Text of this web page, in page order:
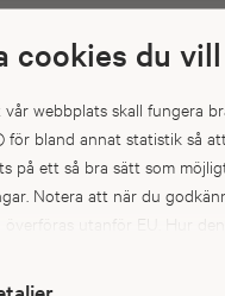
cookies du
webbplats skall fungera
för bland annat statistik så
på ett så bra sätt som
Notera att när du
överföras utanför EU. Hur
ek. Kan även fås med
med undantag för
kan ej eftermonteras på